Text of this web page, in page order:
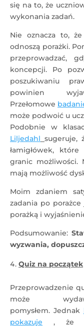
się na to, że
wykonania zadań.
Nie oznacza to,
odnoszą porażki.
przeprowadzać,
koncepcji. Po
poszukiwaniu
powinien
Przełomowe
może podwoić u
Podobnie w
Liljedahl sugeruje,
łamigłówek,
granic możliwości.
mają możliwość
Moim zdaniem
zadania po
porażką i
Podsumowanie:
wyzwania,
Quiz na początek
Przeprowadzenie
może
pomysłem. Jednak
pokazuje , że